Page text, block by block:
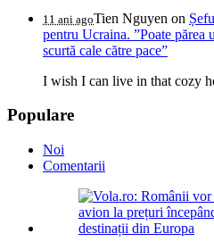
11 ani agoTien Nguyen on
pentru Ucraina. ”Poate părea
scurtă cale către pace”
I wish I can live in that cozy
Populare
Noi
Comentarii